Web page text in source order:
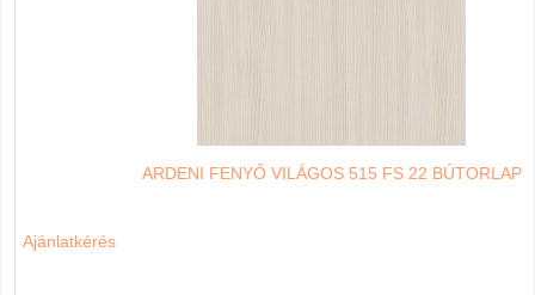
ARDENI FENYŐ VILÁGOS 515 FS 22 BÚTORLAP
Ajánlatkérés